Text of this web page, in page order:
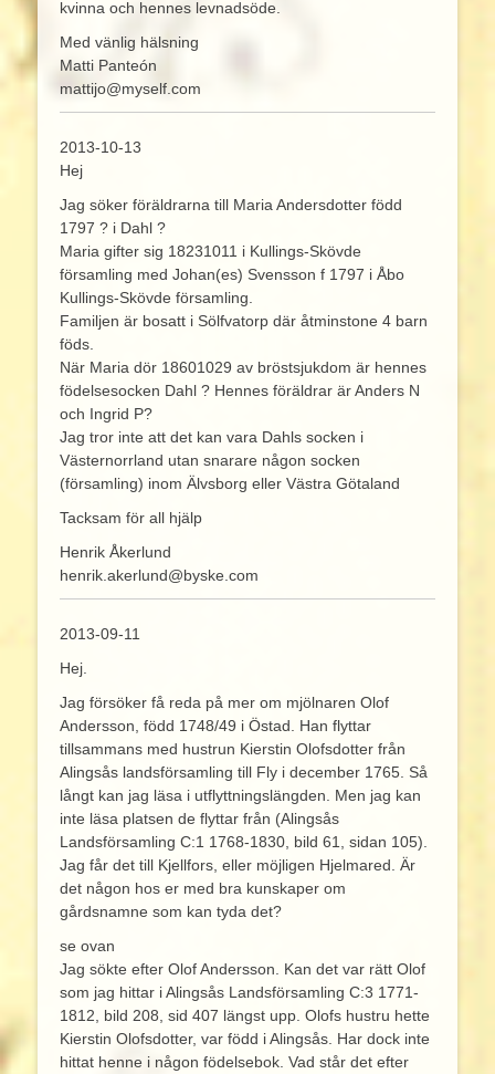
kvinna och hennes levnadsöde.
Med vänlig hälsning
Matti Panteón
mattijo@myself.com
2013-10-13
Hej
Jag söker föräldrarna till Maria Andersdotter född
1797 ? i Dahl ?
Maria gifter sig 18231011 i Kullings-Skövde
församling med Johan(es) Svensson f 1797 i Åbo
Kullings-Skövde församling.
Familjen är bosatt i Sölfvatorp där åtminstone 4 barn
föds.
När Maria dör 18601029 av bröstsjukdom är hennes
födelsesocken Dahl ? Hennes föräldrar är Anders N
och Ingrid P?
Jag tror inte att det kan vara Dahls socken i
Västernorrland utan snarare någon socken
(församling) inom Älvsborg eller Västra Götaland
Tacksam för all hjälp
Henrik Åkerlund
henrik.akerlund@byske.com
2013-09-11
Hej.
Jag försöker få reda på mer om mjölnaren Olof
Andersson, född 1748/49 i Östad. Han flyttar
tillsammans med hustrun Kierstin Olofsdotter från
Alingsås landsförsamling till Fly i december 1765. Så
långt kan jag läsa i utflyttningslängden. Men jag kan
inte läsa platsen de flyttar från (Alingsås
Landsförsamling C:1 1768-1830, bild 61, sidan 105).
Jag får det till Kjellfors, eller möjligen Hjelmared. Är
det någon hos er med bra kunskaper om
gårdsnamne som kan tyda det?
se ovan
Jag sökte efter Olof Andersson. Kan det var rätt Olof
som jag hittar i Alingsås Landsförsamling C:3 1771-
1812, bild 208, sid 407 längst upp. Olofs hustru hette
Kierstin Olofsdotter, var född i Alingsås. Har dock inte
hittat henne i någon födelsebok. Vad står det efter